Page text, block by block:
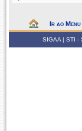
Ir ao Menu
SIGAA | STI -